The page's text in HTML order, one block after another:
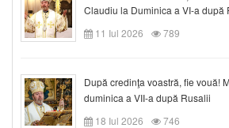
Claudiu la Duminica a VI-a după
11 Iul 2026
789
După credinţa voastră, fie vouă!
duminica a VII-a după Rusalii
18 Iul 2026
746